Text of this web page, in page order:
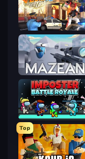
Vegas Clash 3D
Mazean
Imposter Battle Royale
Top